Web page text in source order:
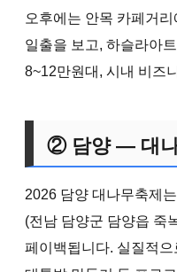
오후에는 안목 카페거
일출을 보고, 하슬라아
8~12만원대, 시내 비즈
② 담양 — 대나
2026 담양 대나무축제
(전남 담양군 담양읍 죽
페이백됩니다. 실질적